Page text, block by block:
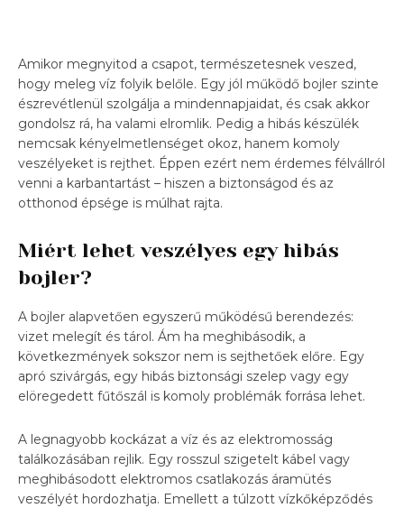
Amikor megnyitod a csapot, természetesnek veszed,
hogy meleg víz folyik belőle. Egy jól működő bojler szinte
észrevétlenül szolgálja a mindennapjaidat, és csak akkor
gondolsz rá, ha valami elromlik. Pedig a hibás készülék
nemcsak kényelmetlenséget okoz, hanem komoly
veszélyeket is rejthet. Éppen ezért nem érdemes félvállról
venni a karbantartást – hiszen a biztonságod és az
otthonod épsége is múlhat rajta.
Miért lehet veszélyes egy hibás
bojler?
A bojler alapvetően egyszerű működésű berendezés:
vizet melegít és tárol. Ám ha meghibásodik, a
következmények sokszor nem is sejthetőek előre. Egy
apró szivárgás, egy hibás biztonsági szelep vagy egy
elöregedett fűtőszál is komoly problémák forrása lehet.
A legnagyobb kockázat a víz és az elektromosság
találkozásában rejlik. Egy rosszul szigetelt kábel vagy
meghibásodott elektromos csatlakozás áramütés
veszélyét hordozhatja. Emellett a túlzott vízkőképződés